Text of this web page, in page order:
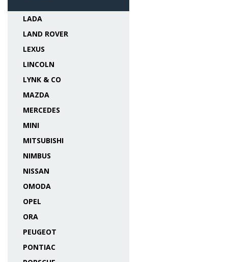
LADA
LAND ROVER
LEXUS
LINCOLN
LYNK & CO
MAZDA
MERCEDES
MINI
MITSUBISHI
NIMBUS
NISSAN
OMODA
OPEL
ORA
PEUGEOT
PONTIAC